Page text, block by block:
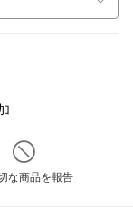
な商品を報告